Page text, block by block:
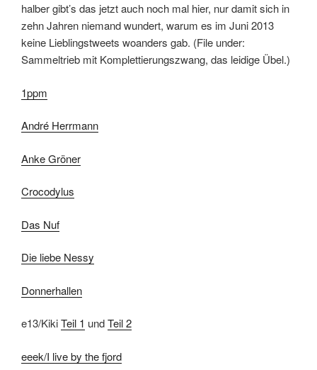
halber gibt’s das jetzt auch noch mal hier, nur damit sich in
zehn Jahren niemand wundert, warum es im Juni 2013
keine Lieblingstweets woanders gab. (File under:
Sammeltrieb mit Komplettierungszwang, das leidige Übel.)
1ppm
André Herrmann
Anke Gröner
Crocodylus
Das Nuf
Die liebe Nessy
Donnerhallen
e13/KikiTeil 1 undTeil 2
eeek/I live by the fjord